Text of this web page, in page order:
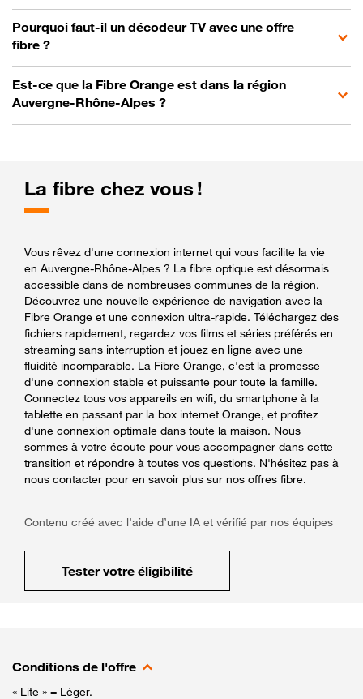
Pourquoi faut-il un décodeur TV avec une offre
fibre ?
Est-ce que la Fibre Orange est dans la région
Auvergne-Rhône-Alpes ?
La fibre chez vous !
Vous rêvez d'une connexion internet qui vous facilite la vie
en Auvergne-Rhône-Alpes ? La fibre optique est désormais
accessible dans de nombreuses communes de la région.
Découvrez une nouvelle expérience de navigation avec la
Fibre Orange et une connexion ultra-rapide. Téléchargez des
fichiers rapidement, regardez vos films et séries préférés en
streaming sans interruption et jouez en ligne avec une
fluidité incomparable. La Fibre Orange, c'est la promesse
d'une connexion stable et puissante pour toute la famille.
Connectez tous vos appareils en wifi, du smartphone à la
tablette en passant par la box internet Orange, et profitez
d'une connexion optimale dans toute la maison. Nous
sommes à votre écoute pour vous accompagner dans cette
transition et répondre à toutes vos questions. N'hésitez pas à
nous contacter pour en savoir plus sur nos offres fibre.
Contenu créé avec l’aide d’une IA et vérifié par nos équipes
Tester votre éligibilité
Conditions de l'offre
« Lite » = Léger.